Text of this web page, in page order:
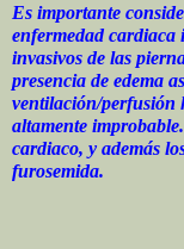
Es importante
enfermedad cardiaca
invasivos de las
presencia de edema
ventilación/perfusión
altamente
cardiaco, y además
furosemida.